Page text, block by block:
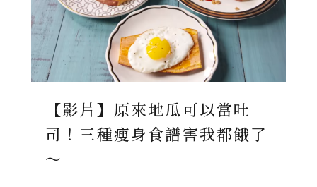
【影片】原來地瓜可以當吐
司！三種瘦身食譜害我都餓了
～